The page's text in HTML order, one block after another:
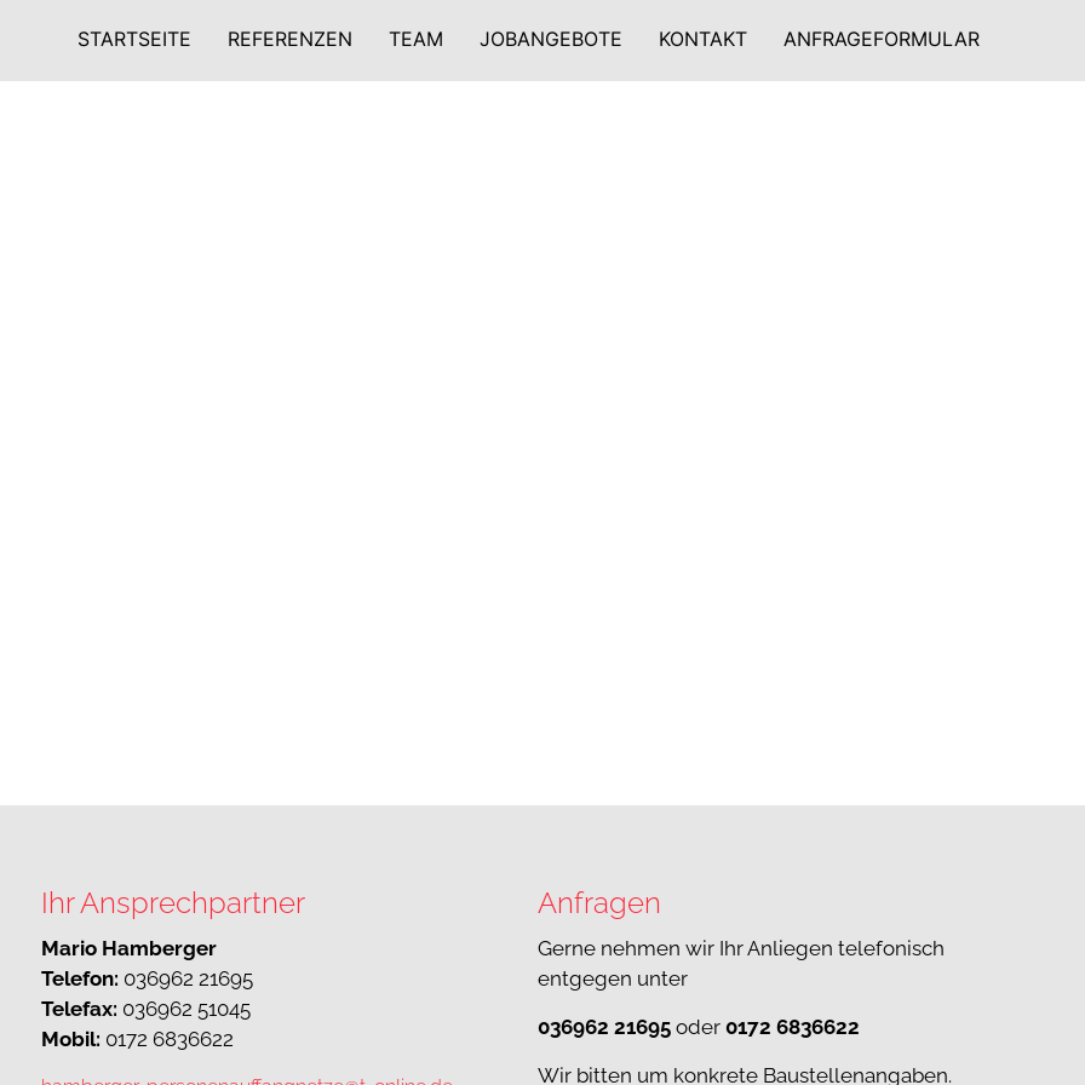
STARTSEITE REFERENZEN TEAM JOBANGEBOTE KONTAKT ANFRAGEFORMULAR
Ihr Ansprechpartner
Mario Hamberger
Telefon: 036962 21695
Telefax: 036962 51045
Mobil: 0172 6836622
Anfragen
Gerne nehmen wir Ihr Anliegen telefonisch
entgegen unter
036962 21695oder0172 6836622
Wir bitten um konkrete Baustellenangaben.